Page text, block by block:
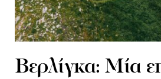
Βερλίγκα: Μία